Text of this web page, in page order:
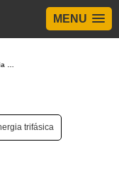
MENU
trifásica